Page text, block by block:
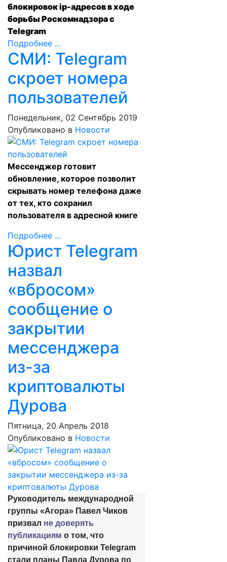
блокировокip-адресов в ходе
борьбы Роскомнадзора с
Telegram
Подробнее ...
СМИ: Telegram
скроет номера
пользователей
Понедельник, 02 Сентябрь 2019
Опубликовано в Новости
Мессенджер готовит
обновление, которое позволит
скрывать номер телефона даже
от тех, кто сохранил
пользователя в адресной книге
Подробнее ...
Юрист Telegram
назвал
«вбросом»
сообщение о
закрытии
мессенджера
из-за
криптовалюты
Дурова
Пятница, 20 Апрель 2018
Опубликовано в Новости
Руководитель международной
группы «Агора» Павел Чиков
призвал не доверять
публикациям о том, что
причиной блокировки Telegram
стали планы Павла Дурова по